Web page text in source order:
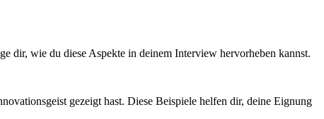
dir, wie du diese Aspekte in deinem Interview hervorheben kannst.
gezeigt hast. Diese Beispiele helfen dir, deine Eignung